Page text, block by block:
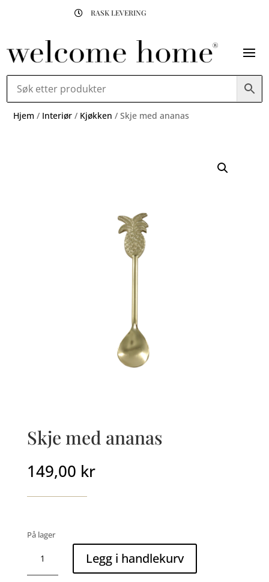
 RASK LEVERING
Hjem / Interiør / Kjøkken / Skje med ananas
Skje med ananas
149,00 kr
På lager
med
ananas
Legg i handlekurv